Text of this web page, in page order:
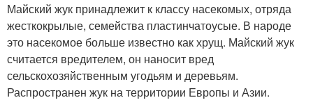
Майский жук принадлежит к классу насекомых, отряда
жесткокрылые, семейства пластинчатоусые. В народе
это насекомое больше известно как хрущ. Майский жук
считается вредителем, он наносит вред
сельскохозяйственным угодьям и деревьям.
Распространен жук на территории Европы и Азии.